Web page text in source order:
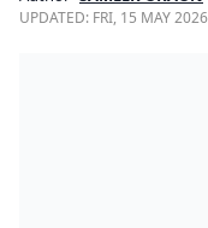
UPDATED: FRI, 15 MAY